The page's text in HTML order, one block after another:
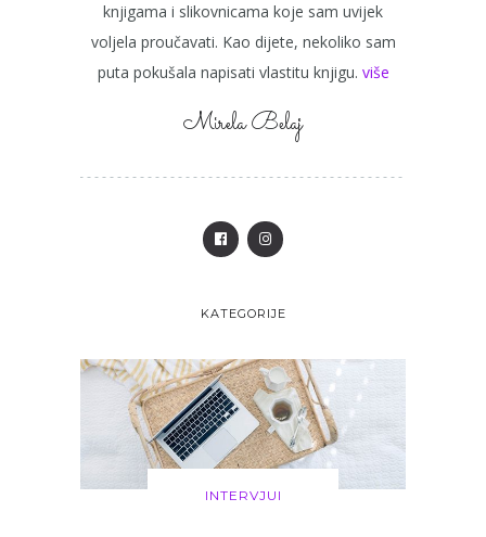
knjigama i slikovnicama koje sam uvijek
voljela proučavati. Kao dijete, nekoliko sam
puta pokušala napisati vlastitu knjigu. više
Mirela Belaj
KATEGORIJE
INTERVJUI